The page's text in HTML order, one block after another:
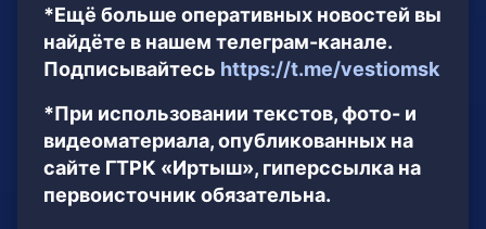
*Ещё больше оперативных новостей вы
найдёте в нашем телеграм-канале.
Подписывайтесь https://t.me/vestiomsk
*При использовании текстов, фото- и
видеоматериала, опубликованных на
сайте ГТРК «Иртыш», гиперссылка на
первоисточник обязательна.